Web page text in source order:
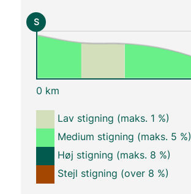
S
0 km
Lav stigning (maks. 1 %)
Medium stigning (maks. 5 %)
Høj stigning (maks. 8 %)
Stejl stigning (over 8 %)